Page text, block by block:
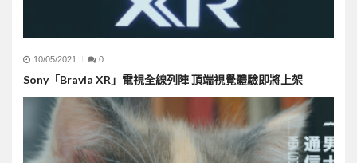
10/05/2021 0
Sony「Bravia XR」電視全線列陣 頂端視覺體驗即將上架